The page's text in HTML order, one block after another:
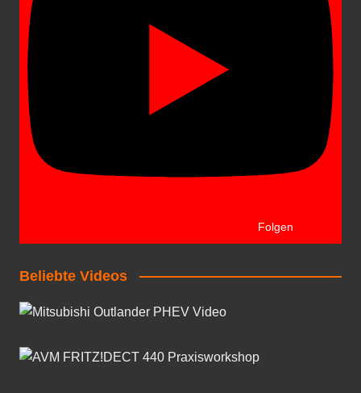
Folgen
Beliebte Videos